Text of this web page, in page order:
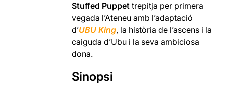
Stuffed Puppet trepitja per primera
vegada l’Ateneu amb l’adaptació
d’UBU King, la història de l’ascens i la
caiguda d’Ubu i la seva ambiciosa
dona.
Sinopsi